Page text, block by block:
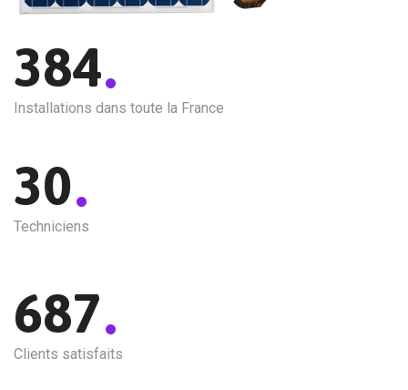
384
.
Installations dans toute la France
30
.
Techniciens
687
.
Clients satisfaits